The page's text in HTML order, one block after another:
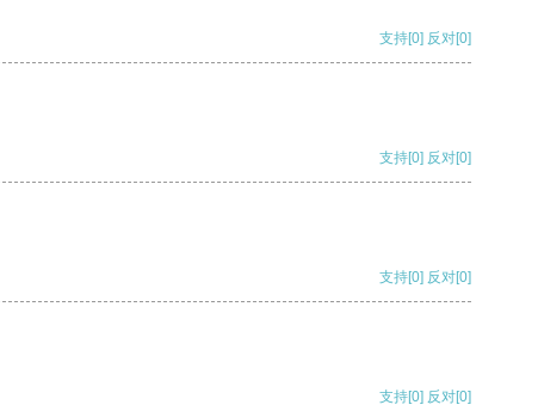
支持[0] 反对[0]
支持[0] 反对[0]
支持[0] 反对[0]
支持[0] 反对[0]